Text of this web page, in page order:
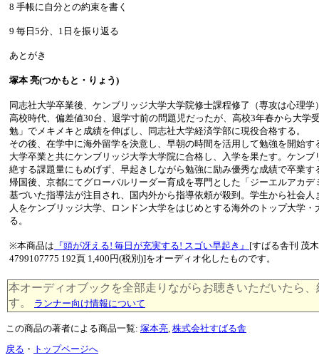
8 手帳に自分との約束を書く
9 毎日5分、1日を振り返る
あとがき
塚本 亮(つかもと・りょう)
同志社大学卒業後、ケンブリッジ大学大学院修士課程修了（専攻は心理学
高校時代、偏差値30台、退学寸前の問題児だったが、高校3年春から大学
勉」でメキメキと成績を伸ばし、同志社大学経済学部に現役合格する。
その後、在学中に海外留学を決意し、早朝の時間を活用して勉強を開始す
大学卒業と共にケンブリッジ大学大学院に合格し、入学を果たす。ケンブ
絶する課題量にもめげず、早起きしながら勉強に励み優秀な成績で卒業す
帰国後、京都にてグローバルリーダー育成を専門とした「ジーエルアカデ
基づいた指導法が注目され、国内外から指導依頼が殺到。学生から社会人
人をケンブリッジ大学、ロンドン大学をはじめとする海外のトップ大学・
る。
※本商品は 『頭が冴える! 毎日が充実する! スゴい早起き』 [すばる舎刊 茂
4799107775 192頁 1,400円(税別)]をオーディオ化したものです。
本オーディオブックを全部走りながらお聴きいただいたら、
す。
ランナー向け情報について
この商品の著者による商品一覧: 塚本亮 株式会社すばる舎
戻る ・ トップページへ